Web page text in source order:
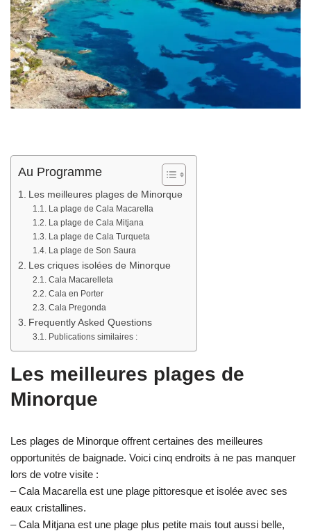
Au Programme
Les meilleures plages de Minorque
La plage de Cala Macarella
La plage de Cala Mitjana
La plage de Cala Turqueta
La plage de Son Saura
Les criques isolées de Minorque
Cala Macarelleta
Cala en Porter
Cala Pregonda
Frequently Asked Questions
Publications similaires :
Les meilleures plages de
Minorque
Les plages de Minorque offrent certaines des meilleures
opportunités de baignade. Voici cinq endroits à ne pas manquer
lors de votre visite :
– Cala Macarella est une plage pittoresque et isolée avec ses
eaux cristallines.
– Cala Mitjana est une plage plus petite mais tout aussi belle,